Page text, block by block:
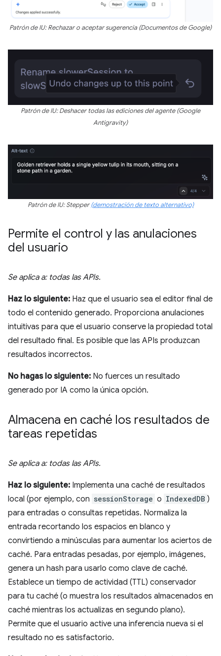
Patrón de IU: Rechazar o aceptar sugerencia (Documentos de Google)
Patrón de IU: Deshacer todas las ediciones del agente (Google
Antigravity)
Patrón de IU: Stepper(demostración de texto alternativo)
Permite el control y las anulaciones
del usuario
Se aplica a: todas las APIs.
Haz lo siguiente: Haz que el usuario sea el editor final de
todo el contenido generado. Proporciona anulaciones
intuitivas para que el usuario conserve la propiedad total
del resultado final. Es posible que las APIs produzcan
resultados incorrectos.
No hagas lo siguiente: No fuerces un resultado
generado por IA como la única opción.
Almacena en caché los resultados de
tareas repetidas
Se aplica a: todas las APIs.
Haz lo siguiente: Implementa una caché de resultados
local (por ejemplo, con sessionStorage o IndexedDB )
para entradas o consultas repetidas. Normaliza la
entrada recortando los espacios en blanco y
convirtiendo a minúsculas para aumentar los aciertos de
caché. Para entradas pesadas, por ejemplo, imágenes,
genera un hash para usarlo como clave de caché.
Establece un tiempo de actividad (TTL) conservador
para tu caché (o muestra los resultados almacenados en
caché mientras los actualizas en segundo plano).
Permite que el usuario active una inferencia nueva si el
resultado no es satisfactorio.